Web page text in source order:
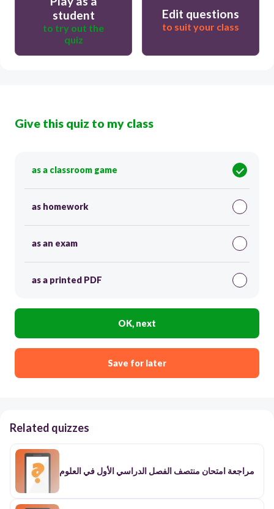
student
to try out the
quiz
Edit questions
to suit your class
Give this quiz to my class
as a classroom game
as homework
as an exam
as a printed PDF
OK, next
Save for later
Related quizzes
مراجعة امتحان منتصف الفصل الدراسي الأول في العلوم